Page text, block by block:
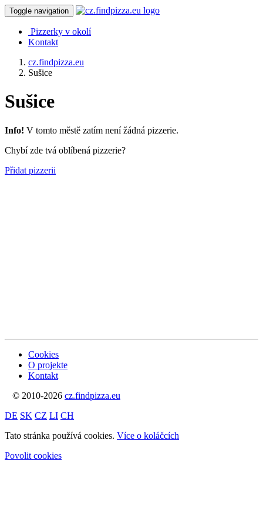
Toggle navigation
Pizzerky v okolí
Kontakt
cz.findpizza.eu
Sušice
Sušice
Info! V tomto městě zatím není žádná pizzerie.
Chybí zde tvá oblíbená pizzerie?
Přidat pizzerii
Cookies
O projekte
Kontakt
© 2010-2026 cz.findpizza.eu
DE SK CZ LI CH
Tato stránka používá cookies. Více o koláčcích
Povolit cookies